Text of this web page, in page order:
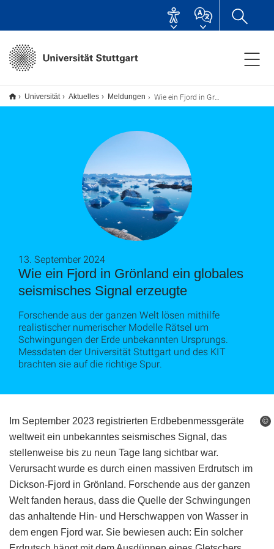
Universität Aktuelles Meldungen Wie ein Fjord in Grönland ein globales seismisches Signal erzeugte
Wie ein Fjord in Grönland ein globales
seismisches Signal erzeugte
13. September 2024
Forschende aus der ganzen Welt lösen mithilfe
realistischer numerischer Modelle Rätsel um
Schwingungen der Erde unbekannten Ursprungs.
Messdaten der Universität Stuttgart und des KIT
brachten sie auf die richtige Spur.
Im September 2023 registrierten Erdbebenmessgeräte
weltweit ein unbekanntes seismisches Signal, das
stellenweise bis zu neun Tage lang sichtbar war.
Verursacht wurde es durch einen massiven Erdrutsch im
Dickson-Fjord in Grönland. Forschende aus der ganzen
Welt fanden heraus, dass die Quelle der Schwingungen
das anhaltende Hin- und Herschwappen von Wasser in
dem engen Fjord war. Sie bewiesen auch: Ein solcher
©